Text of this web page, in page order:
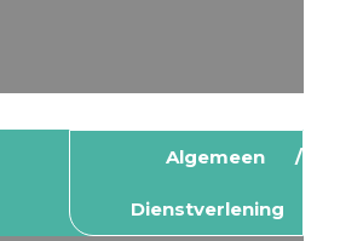
Algemeen
Dienstverlening